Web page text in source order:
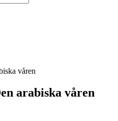
våren
arabiska våren